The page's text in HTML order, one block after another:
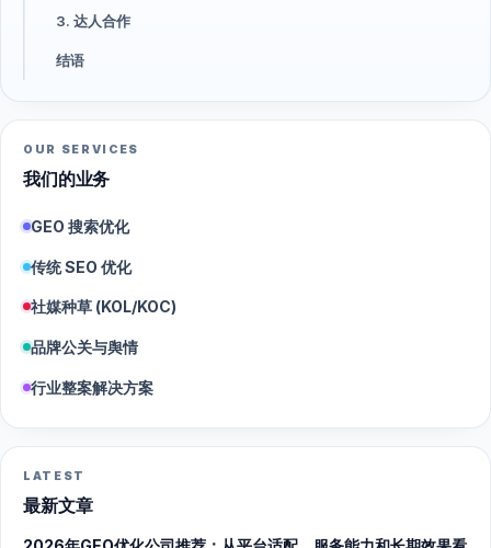
3. 达人合作
结语
OUR SERVICES
我们的业务
GEO 搜索优化
传统 SEO 优化
社媒种草 (KOL/KOC)
品牌公关与舆情
行业整案解决方案
LATEST
最新文章